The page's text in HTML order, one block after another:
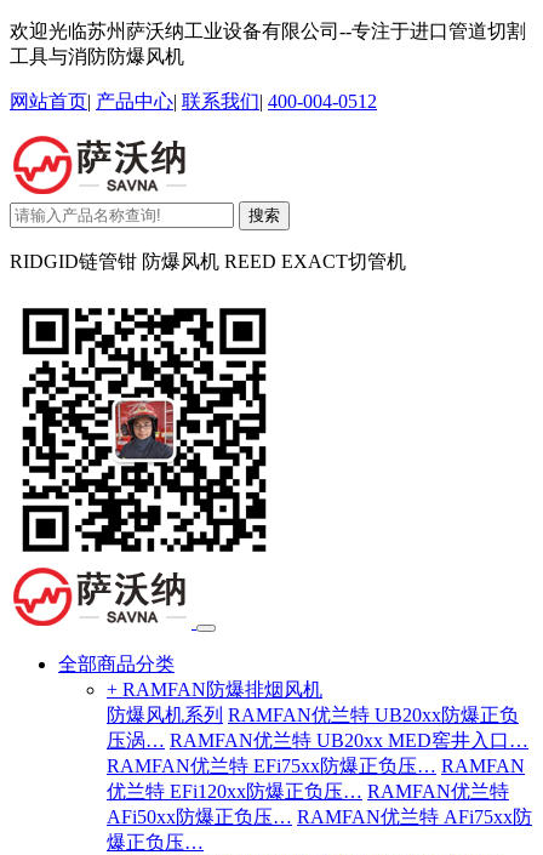
欢迎光临苏州萨沃纳工业设备有限公司--专注于进口管道切割
工具与消防防爆风机
网站首页| 产品中心| 联系我们| 400-004-0512
搜索
RIDGID链管钳 防爆风机 REED EXACT切管机
全部商品分类
+ RAMFAN防爆排烟风机
防爆风机系列 RAMFAN优兰特 UB20xx防爆正负
压涡… RAMFAN优兰特 UB20xx MED窖井入口…
RAMFAN优兰特 EFi75xx防爆正负压… RAMFAN
优兰特 EFi120xx防爆正负压… RAMFAN优兰特
AFi50xx防爆正负压… RAMFAN优兰特 AFi75xx防
爆正负压…